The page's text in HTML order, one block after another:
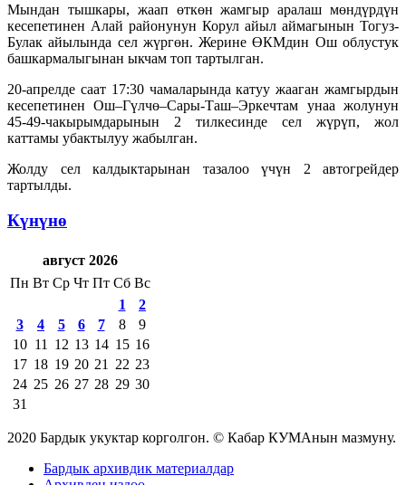
Мындан тышкары, жаап өткөн жамгыр аралаш мөндүрдүн
кесепетинен Алай районунун Корул айыл аймагынын Тогуз-
Булак айылында сел жүргөн. Жерине ӨКМдин Ош облустук
башкармалыгынан ыкчам топ тартылган.
20-апрелде саат 17:30 чамаларында катуу жааган жамгырдын
кесепетинен Ош–Гүлчө–Сары-Таш–Эркечтам унаа жолунун
45-49-чакырымдарынын 2 тилкесинде сел жүрүп, жол
каттамы убактылуу жабылган.
Жолду сел калдыктарынан тазалоо үчүн 2 автогрейдер
тартылды.
Күнүнө
август 2026
Пн Вт Ср Чт Пт Сб Вс
1
2
3
4 5 6 7 8
9
10 11 12 13 14 15 16
17 18 19 20 21 22 23
24 25 26 27 28 29 30
31
2020 Бардык укуктар корголгон. © Кабар КУМАнын мазмуну.
Бардык архивдик материалдар